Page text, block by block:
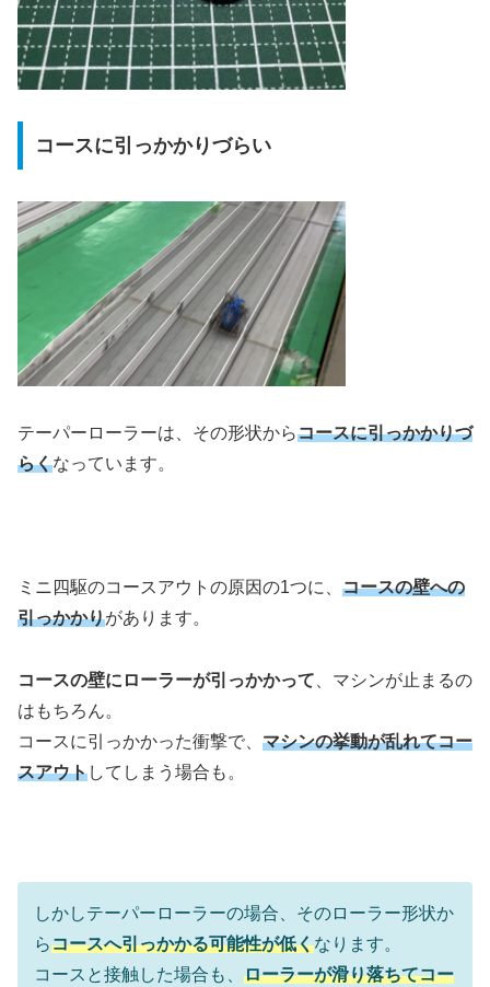
コースに引っかかりづらい
テーパーローラーは、その形状からコースに引っかかりづ
らくなっています。
ミニ四駆のコースアウトの原因の1つに、 コースの壁への
引っかかりがあります。
コースの壁にローラーが引っかかって 、マシンが止まるの
はもちろん。
コースに引っかかった衝撃で、 マシンの挙動が乱れてコー
スアウトしてしまう場合も。
しかしテーパーローラーの場合、そのローラー形状か
らコースへ引っかかる可能性が低くなります。
コースと接触した場合も、 ローラーが滑り落ちてコー